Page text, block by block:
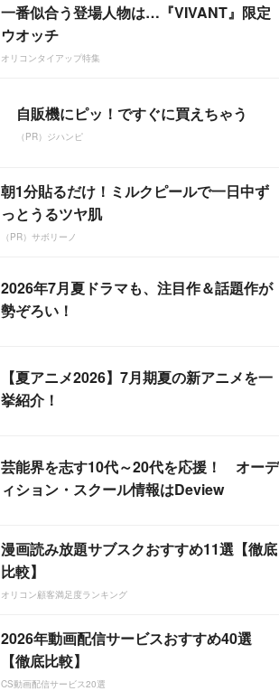
一番似合う登場人物は…『VIVANT』限定
ウオッチ
オリコンタイアップ特集
自販機にピッ！ですぐに買えちゃう
（PR）ジハンピ
朝1分貼るだけ！ミルクピールで一日中ず
っとうるツヤ肌
（PR）サボリーノ
2026年7月夏ドラマも、注目作＆話題作が
勢ぞろい！
【夏アニメ2026】7月期夏の新アニメを一
挙紹介！
芸能界を志す10代～20代を応援！ オーデ
ィション・スクール情報はDeview
漫画読み放題サブスクおすすめ11選【徹底
比較】
オリコン顧客満足度ランキング
2026年動画配信サービスおすすめ40選
【徹底比較】
CS動画配信サービス20選